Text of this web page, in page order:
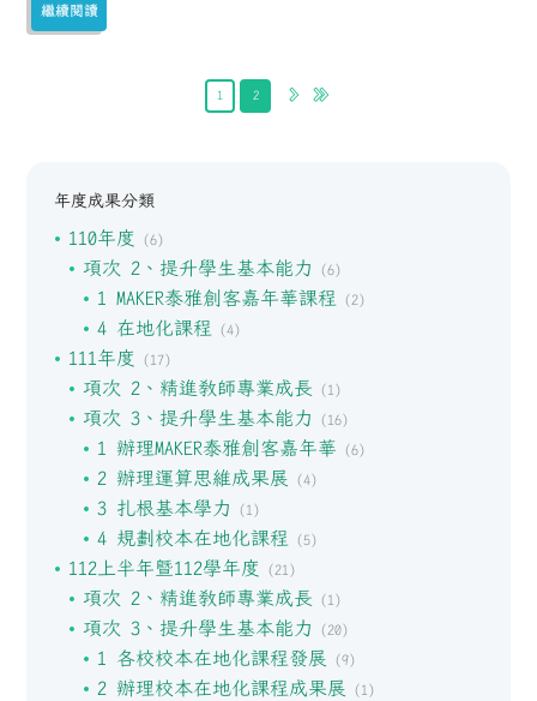
繼續閱讀
1 2
年度成果分類
110年度 (6)
項次 2、提升學生基本能力 (6)
1 MAKER泰雅創客嘉年華課程 (2)
4 在地化課程 (4)
111年度 (17)
項次 2、精進教師專業成長 (1)
項次 3、提升學生基本能力 (16)
1 辦理MAKER泰雅創客嘉年華 (6)
2 辦理運算思維成果展 (4)
3 扎根基本學力 (1)
4 規劃校本在地化課程 (5)
112上半年暨112學年度 (21)
項次 2、精進教師專業成長 (1)
項次 3、提升學生基本能力 (20)
1 各校校本在地化課程發展 (9)
2 辦理校本在地化課程成果展 (1)